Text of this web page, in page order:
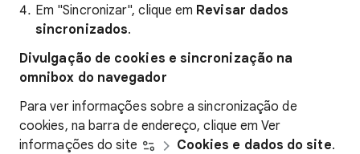
Em "Sincronizar", clique em Revisar dados
sincronizados.
Divulgação de cookies e sincronização na
omnibox do navegador
Para ver informações sobre a sincronização de
cookies, na barra de endereço, clique em Ver
informações do site
Cookies e dados do site.